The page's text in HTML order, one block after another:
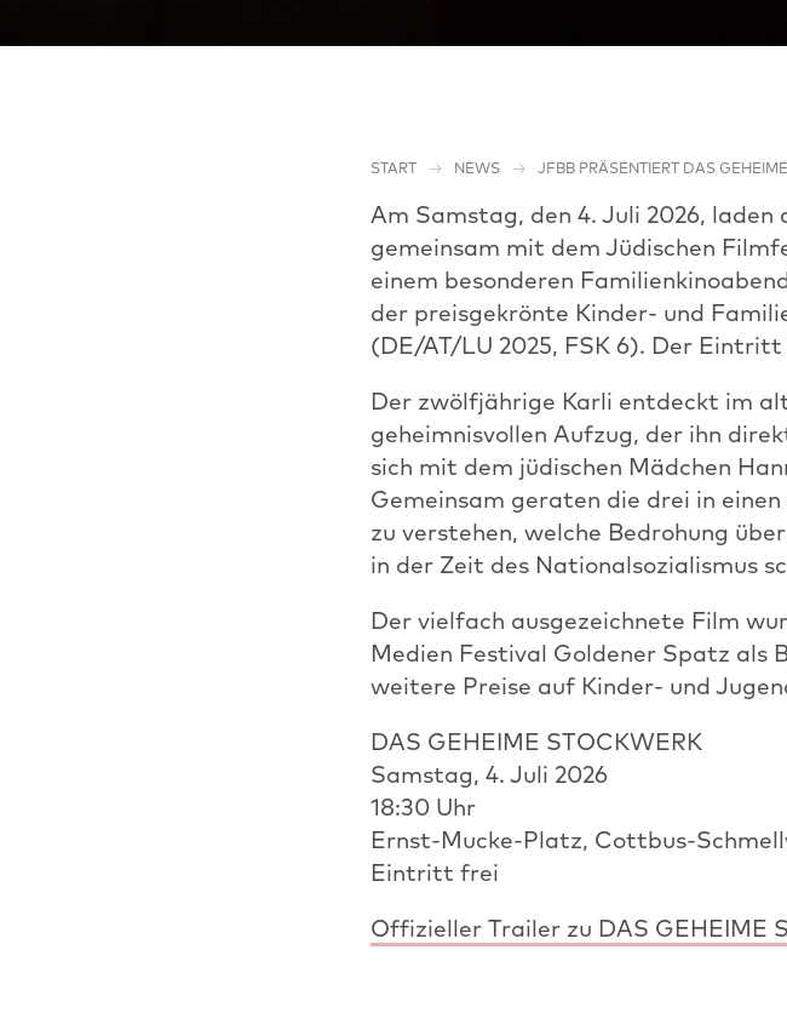
START NEWS JFBB PRÄSENTIERT DAS
Am Samstag, den 4. Juli 2026,
gemeinsam mit dem Jüdischen
einem besonderen
der preisgekrönte Kinder- und
(DE/AT/LU 2025, FSK 6). Der
Der zwölfjährige Karli entdeckt im
geheimnisvollen Aufzug, der ihn
sich mit dem jüdischen Mädchen
Gemeinsam geraten die drei in
zu verstehen, welche Bedrohung
in der Zeit des Nationalsozialismus
Der vielfach ausgezeichnete Film
Medien Festival Goldener Spatz
weitere Preise auf Kinder- und
DAS GEHEIME STOCKWERK
Samstag, 4. Juli 2026
18:30 Uhr
Ernst-Mucke-Platz, Cottbus-
Eintritt frei
Offizieller Trailer zu DAS GEHEIME